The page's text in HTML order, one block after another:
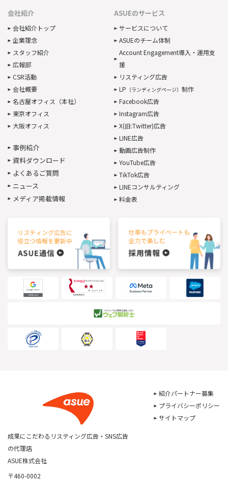
会社紹介
会社紹介トップ
企業理念
スタッフ紹介
広報部
CSR活動
会社概要
名古屋オフィス（本社）
東京オフィス
大阪オフィス
事例紹介
資料ダウンロード
よくあるご質問
ニュース
メディア掲載情報
ASUEのサービス
サービスについて
ASUEのチーム体制
Account Engagement導入・運用支
援
リスティング広告
LP （ランディングページ） 制作
Facebook広告
Instagram広告
X(旧:Twitter)広告
LINE広告
動画広告制作
YouTube広告
TikTok広告
LINEコンサルティング
料金表
成果にこだわるリスティング広告・SNS広告
の代理店
ASUE株式会社
〒460-0002
紹介パートナー募集
プライバシーポリシー
サイトマップ